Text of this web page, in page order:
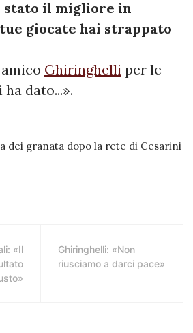
stato il migliore in
giocate hai strappato
Ghiringhelli per le
dato...».
dei granata dopo la rete di Cesarini
«Il
Ghiringhelli: «Non
riusciamo a darci pace»